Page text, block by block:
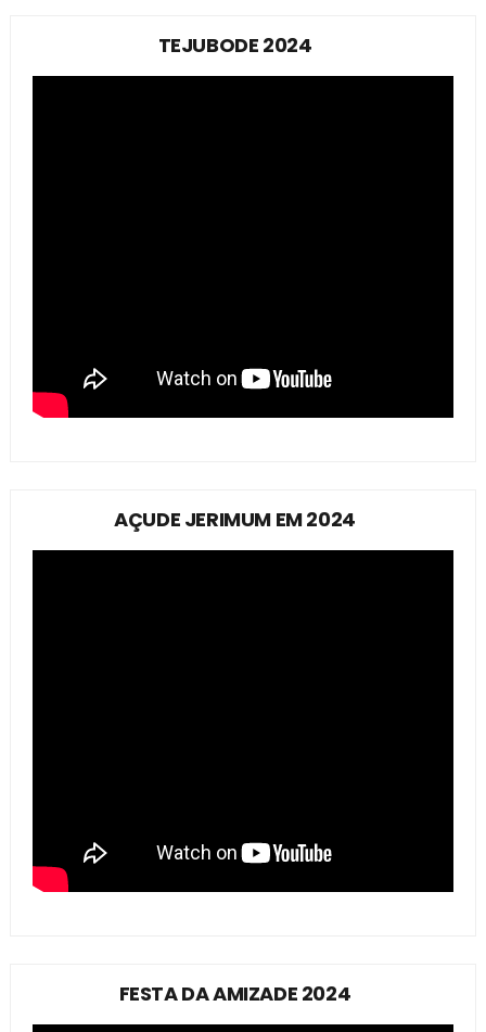
TEJUBODE 2024
AÇUDE JERIMUM EM 2024
FESTA DA AMIZADE 2024